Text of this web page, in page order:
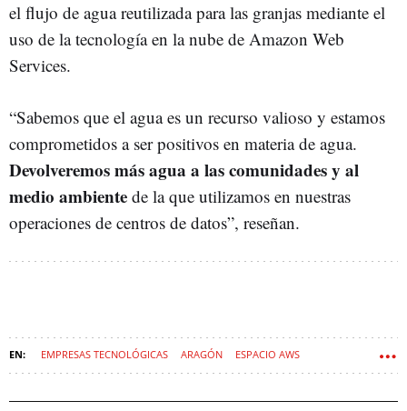
el flujo de agua reutilizada para las granjas mediante el
uso de la tecnología en la nube de Amazon Web
Services.
“Sabemos que el agua es un recurso valioso y estamos
comprometidos a ser positivos en materia de agua.
Devolveremos más agua a las comunidades y al
medio ambiente de la que utilizamos en nuestras
operaciones de centros de datos”, reseñan.
EMPRESAS TECNOLÓGICAS ARAGÓN ESPACIO AWS